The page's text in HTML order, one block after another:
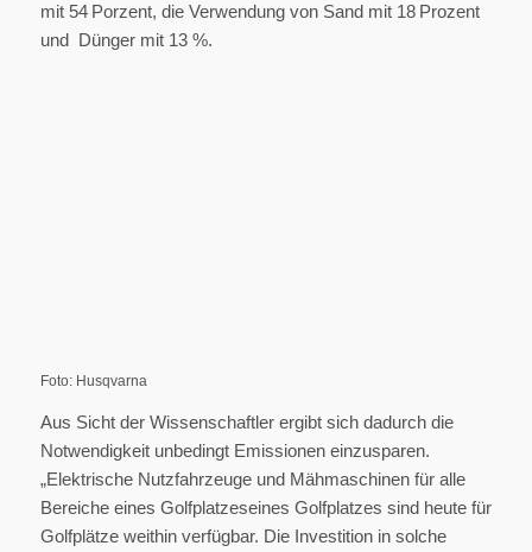
mit 54 Porzent, die Verwendung von Sand mit 18 Prozent
und Dünger mit 13 %.
Foto: Husqvarna
Aus Sicht der Wissenschaftler ergibt sich dadurch die
Notwendigkeit unbedingt Emissionen einzusparen.
„Elektrische Nutzfahrzeuge und Mähmaschinen für alle
Bereiche eines Golfplatzeseines Golfplatzes sind heute für
Golfplätze weithin verfügbar. Die Investition in solche